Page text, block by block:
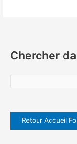
Chercher
Retour Accueil